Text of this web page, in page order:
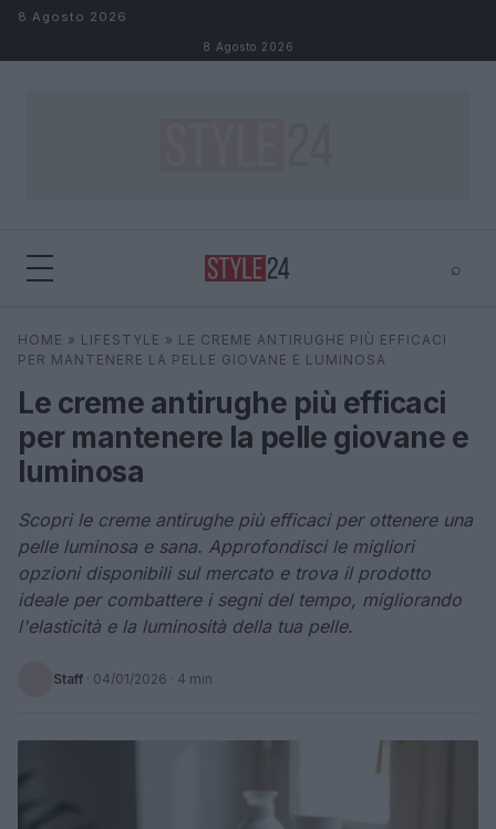
Salta al contenuto
8 Agosto 2026
8 Agosto 2026
⌕
Cerca ⌕
HOME » LIFESTYLE » LE CREME ANTIRUGHE PIÙ EFFICACI
PER MANTENERE LA PELLE GIOVANE E LUMINOSA
Le creme antirughe più efficaci
per mantenere la pelle giovane e
luminosa
Scopri le creme antirughe più efficaci per ottenere una
pelle luminosa e sana. Approfondisci le migliori
opzioni disponibili sul mercato e trova il prodotto
ideale per combattere i segni del tempo, migliorando
l'elasticità e la luminosità della tua pelle.
Staff · 04/01/2026 · 4 min